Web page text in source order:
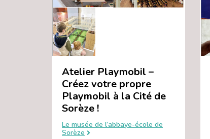
Atelier Playmobil –
Créez votre propre
Playmobil à la Cité de
Sorèze !
Le musée de l’abbaye-école de
Sorèze